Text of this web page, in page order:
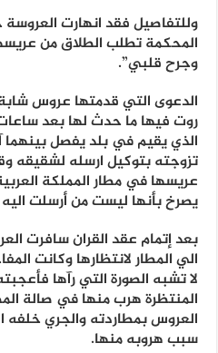
وللتفاصيل فقد انهارت العروسة
المحكمة تطلب الطلاق من
وجرح قلبي”.
الدعوى التي قدمتها عروس
روت فيها ما حدث لها بعد
الذي يقيم في بلد يفصل بينهما
تزوجته بتوكيل ارسله لشقيقه
عريسها في مطار المملكة
يصرخ بأنها ليست من أرسلت اليه
بعد إتمام عقد القران سافرت
الي المطار لانتظارها وكانت
لا تشبه الصورة التي رآها
المنتظرة هرب منها في صالة
العروس بمطاردته والجري خلفه
سبب هروبه منها.